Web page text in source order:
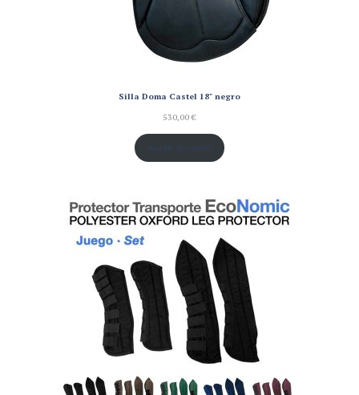
Silla Doma Castel 18" negro
530,00€
Añadir al carrito